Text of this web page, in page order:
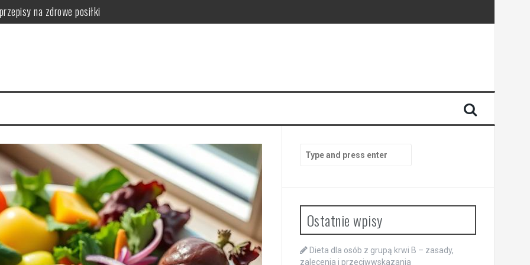
na zdrowe posiłki
i mięśni
skóry
i przeciwwskazania
Search
for:
Ostatnie wpisy
Dieta dla osób z grupą krwi B – zasady,
zalecenia i przeciwwskazania